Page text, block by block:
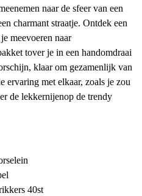
naar de sfeer van een
charmant straatje. Ontdek een
meevoeren naar
tover je in een handomdraai
klaar om gezamenlijk van
ervaring met elkaar, zoals je zou
de lekkernijenop de trendy
40st